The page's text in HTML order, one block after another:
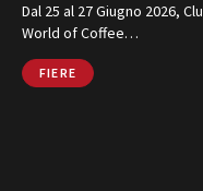
Dal 25 al 27 Giugno 2026,
World of Coffee…
FIERE